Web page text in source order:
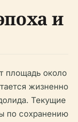
и
площадь около
жизненно
Текущие
по сохранению